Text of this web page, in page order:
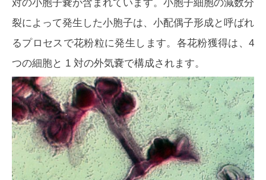
対の小胞子嚢が含まれています。小胞子細胞の減数分
裂によって発生した小胞子は、小配偶子形成と呼ばれ
るプロセスで花粉粒に発生します。各花粉獲得は、4
つの細胞と 1 対の外気嚢で構成されます。